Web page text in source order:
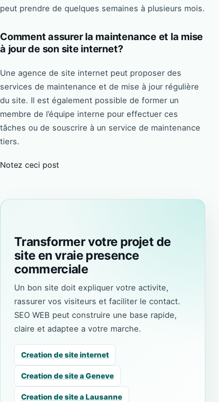
peut prendre de quelques semaines à plusieurs mois.
Comment assurer la maintenance et la mise
à jour de son site internet?
Une agence de site internet peut proposer des
services de maintenance et de mise à jour régulière
du site. Il est également possible de former un
membre de l’équipe interne pour effectuer ces
tâches ou de souscrire à un service de maintenance
tiers.
Notez ceci post
Transformer votre projet de
site en vraie presence
commerciale
Un bon site doit expliquer votre activite,
rassurer vos visiteurs et faciliter le contact.
SEO WEB peut construire une base rapide,
claire et adaptee a votre marche.
Creation de site internet
Creation de site a Geneve
Creation de site a Lausanne